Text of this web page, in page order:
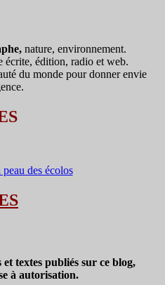
nature, environnement.
écrite, édition, radio et web.
du monde pour donner envie
textes publiés sur ce blog,
à autorisation.